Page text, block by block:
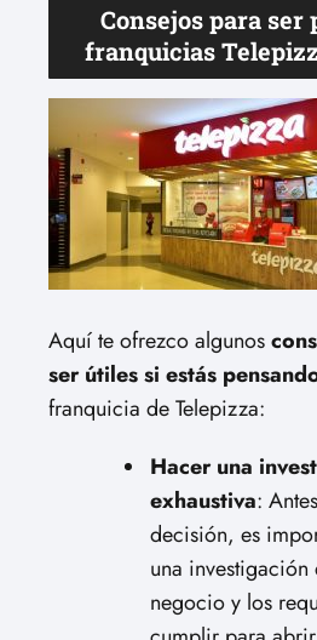
Consejos para ser
franquicias
Aquí te ofrezco algunos
ser útiles si estás
franquicia de Telepizza:
Hacer una
exhaustiva:
decisión, es
una
negocio y los